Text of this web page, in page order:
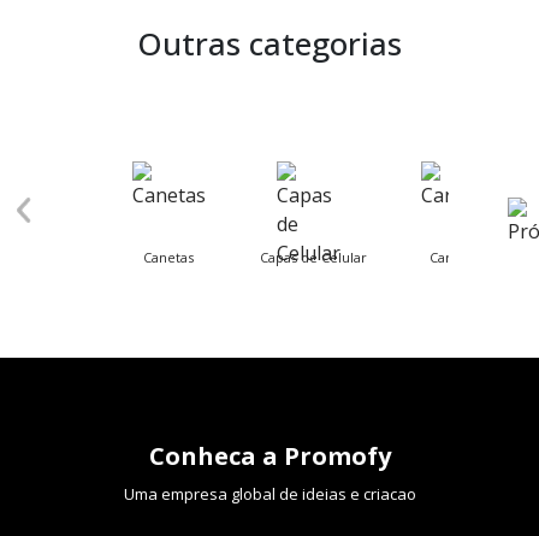
Outras categorias
Canetas Capas de Celular Carnaval
Conheca a Promofy
Uma empresa global de ideias e criacao